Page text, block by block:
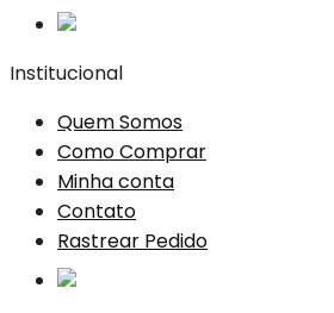
Institucional
Quem Somos
Como Comprar
Minha conta
Contato
Rastrear Pedido